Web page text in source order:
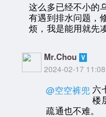
这么多已经不小的
有遇到排水问题，
烦，我是能用就先
Mr.Chou
2024-02-17
@空空裤兜 六
楼
疏通也不难。